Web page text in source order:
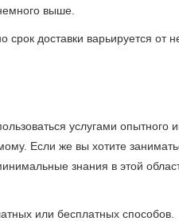
выше.
доставки варьируется от
услугами опытного
Если же вы хотите
знания в этой
или бесплатных способов.